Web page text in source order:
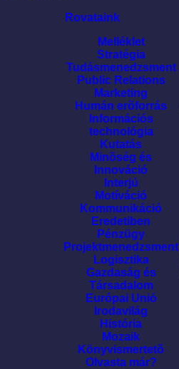
Rovataink
Melléklet
Stratégia
Tudásmenedzsment
Public Relations
Marketing
Humán erõforrás
Információs
technológia
Kutatás
Minõség és
Innováció
Interjú
Motíváció
Kommunikáció
Eredetiben
Pénzügy
Projektmenedzsment
Logisztika
Gazdaság és
Társadalom
Európai Unió
Irodavilág
História
Mozaik
Könyvismertetõ
Olvasta már?